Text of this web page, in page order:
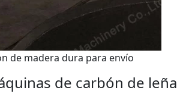
de madera dura para envío
de carbón de leña